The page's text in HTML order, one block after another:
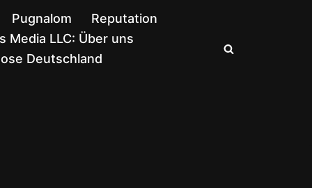
Pugnalom
Reputation
Media LLC: Über uns
Deutschland